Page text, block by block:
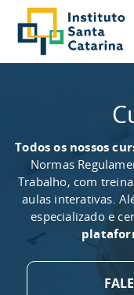
Todos os nossos
Normas
Trabalho, com
aulas interativas.
especializado e